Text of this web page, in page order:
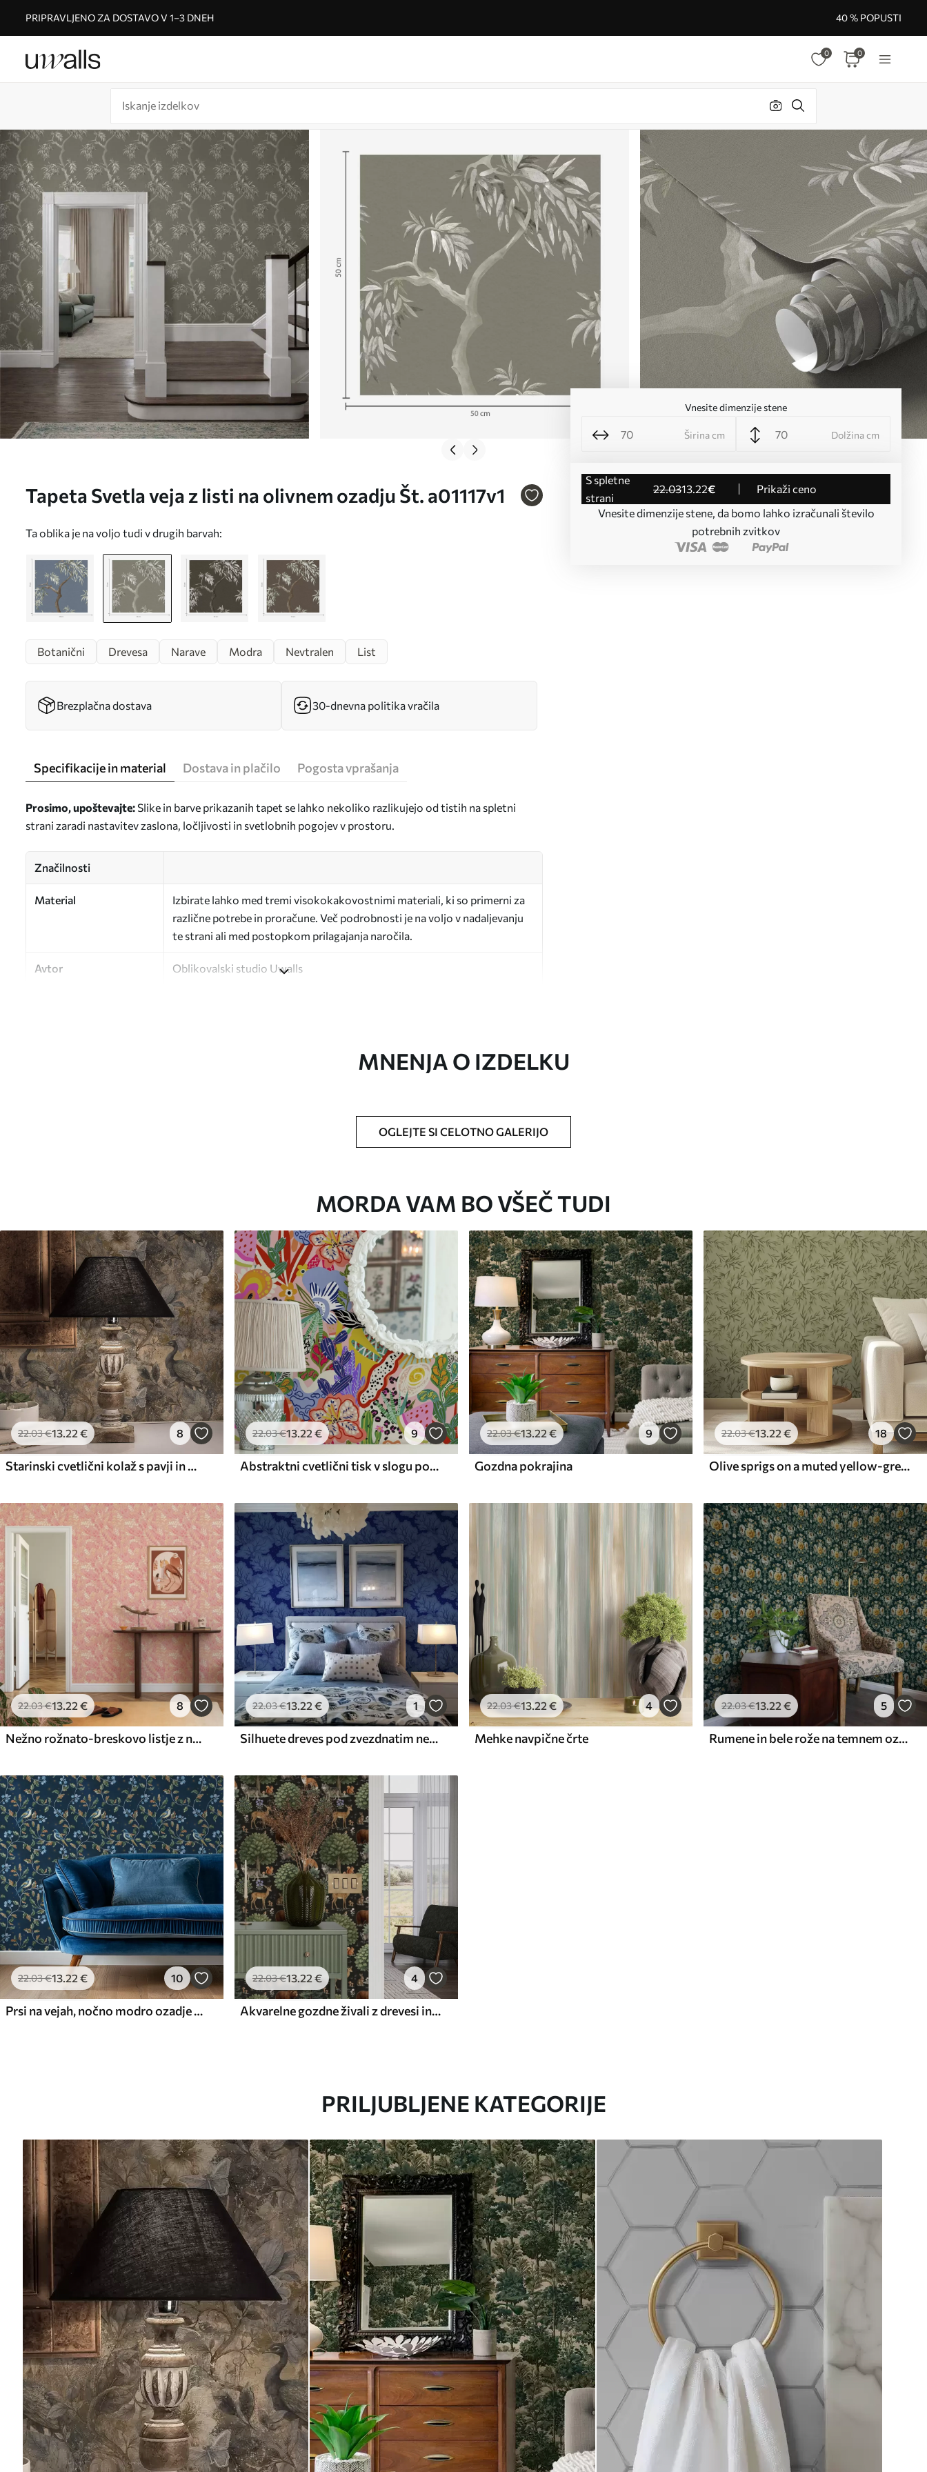
PRIPRAVLJENO ZA DOSTAVO V 1–3 DNEH 40 % POPUSTI
0 0
Tapeta Svetla veja z listi na olivnem ozadju Št. a01117v1
Ta oblika je na voljo tudi v drugih barvah:
Vnesite dimenzije stene
Širina cm Dolžina cm
s spletne
strani
22.0313.22€
Prikaži ceno
Vnesite dimenzije stene, da bomo lahko izračunali število
potrebnih zvitkov
Botanični Drevesa Narave Modra Nevtralen List
Brezplačna dostava 30-dnevna politika vračila
Specifikacije in material Dostava in plačilo Pogosta vprašanja
Prosimo, upoštevajte: Slike in barve prikazanih tapet se lahko nekoliko razlikujejo od tistih na spletni
strani zaradi nastavitev zaslona, ločljivosti in svetlobnih pogojev v prostoru.
Značilnosti
Material
Izbirate lahko med tremi visokokakovostnimi materiali, ki so primerni za
različne potrebe in proračune. Več podrobnosti je na voljo v nadaljevanju
te strani ali med postopkom prilagajanja naročila.
Avtor Oblikovalski studio Uwalls
Slika se natisne v želeni velikosti in razreže na enake trakove širine do 50
Dodate lahko lak in/ali lepilo za tapete.
Ozadje lahko nežno očistite z mehko gobo. Tapete z lakiranim
Razpoložljivi materiali
Standard
.00 €/m²
Premium
56.67 34.00€/m²
Premium vinil
65.00 39.00
MNENJA O IZDELKU
OGLEJTE SI CELOTNO GALERIJO
MORDA VAM BO VŠEČ TUDI
22.03€13.22 € 8
Starinski cvetlični kolaž s pavji in metulji
22.03€13.22€ 9
Abstraktni cvetlični tisk v slogu pop art
22.03€13.22 € 9
Gozdna pokrajina
22.03€13.22 € 18
Olive sprigs on a muted yellow-green textured ground
22.03€13.22 € 8
Nežno rožnato-breskovo listje z nežnim barvnim sijajem
22.03€13.22 € 1
Silhuete dreves pod zvezdnatim nebom v odtenkih modre barve
22.03€13.22 € 4
Mehke navpične črte
22.03€13.22 € 5
Rumene in bele rože na temnem ozadju
22.03€13.22 € 10
Prsi na vejah, nočno modro ozadje z iskrami
22.03€13.22€ 4
Akvarelne gozdne živali z drevesi in gobami
PRILJUBLJENE KATEGORIJE